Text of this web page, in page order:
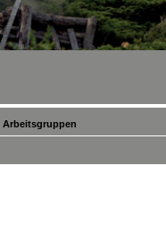
Arbeitsgruppen